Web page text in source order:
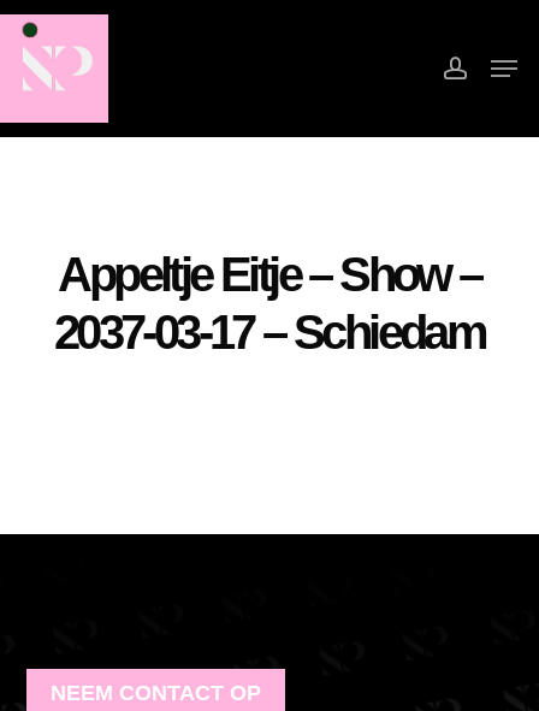
Skip
main
Appeltje Eitje – Show –
2037-03-17 – Schiedam
NEEM CONTACT OP
Close